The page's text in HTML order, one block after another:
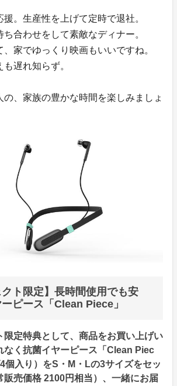
。生産性を上げて定時で退社。
合わせをして素敵なディナー。
家でゆっくり映画もいいですね。
遅れ知らず。
の、家族の豊かな時間を楽しみましょ
クト限定】長時間使用でも安
ピース「Clean Piece」
限定特典として、商品をお買い上げい
なく抗菌イヤーピース「Clean Piec
個入り）をS・M・Lの3サイズをセッ
販売価格 2100円相当）、一緒にお届